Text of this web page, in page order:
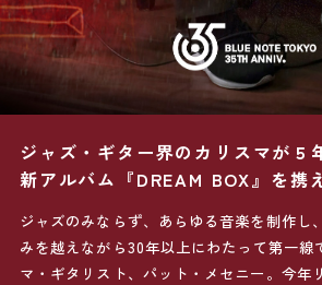
ジャズ・ギター界のカリスマが５
新アルバム『DREAM BOX』を携
ジャズのみならず、あらゆる音楽を制作し
みを越えながら30年以上にわたって第一線
マ・ギタリスト、パット・メセニー。今年